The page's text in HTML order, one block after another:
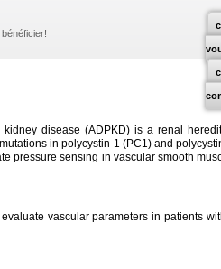
kidney disease (ADPKD) is a renal
in polycystin-1 (PC1) and
pressure sensing in vascular smooth
vascular parameters in patients